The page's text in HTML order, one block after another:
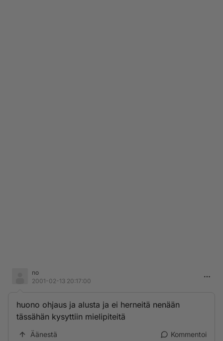
no
2001-02-13 20:17:00
huono ohjaus ja alusta ja ei herneitä nenään
tässähän kysyttiin mielipiteitä
Äänestä Kommentoi